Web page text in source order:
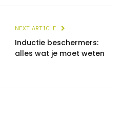
NEXT ARTICLE
Inductie beschermers:
alles wat je moet weten